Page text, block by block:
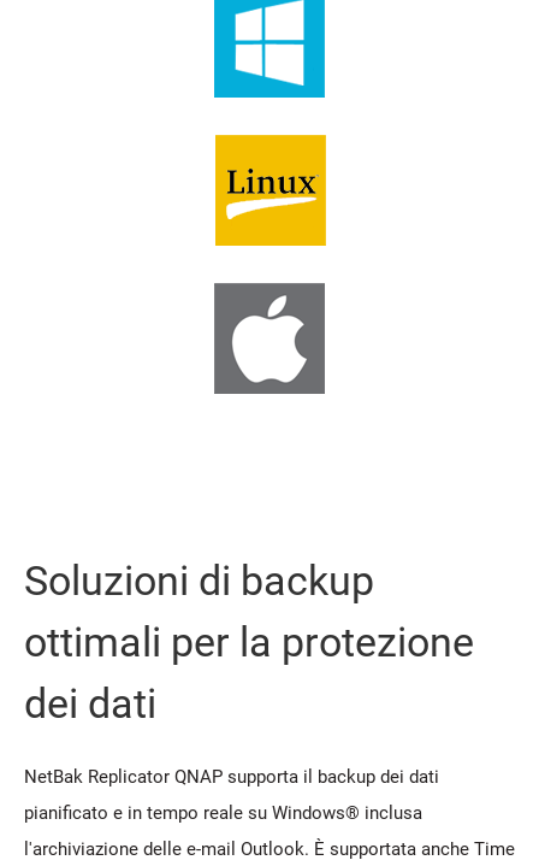
Soluzioni di backup
ottimali per la protezione
dei dati
NetBak Replicator QNAP supporta il backup dei dati
pianificato e in tempo reale su Windows® inclusa
l'archiviazione delle e-mail Outlook. È supportata anche Time